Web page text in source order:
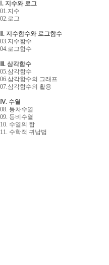
Ⅰ. 지수와 로그
01.지수
02.로그
Ⅱ. 지수함수와 로그함수
03.지수함수
04.로그함수
Ⅲ. 삼각함수
05.삼각함수
06.삼각함수의 그래프
07.삼각함수의 활용
Ⅳ. 수열
08. 등차수열
09. 등비수열
10. 수열의 합
11. 수학적 귀납법